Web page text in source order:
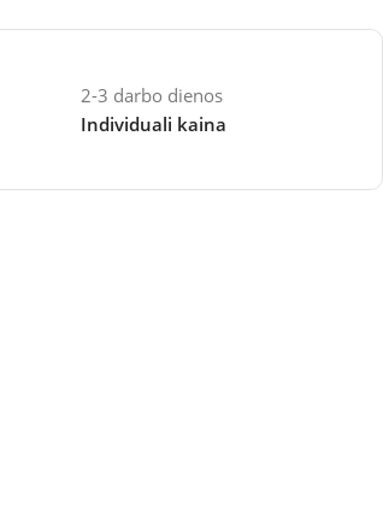
2-3 darbo dienos
Individuali kaina